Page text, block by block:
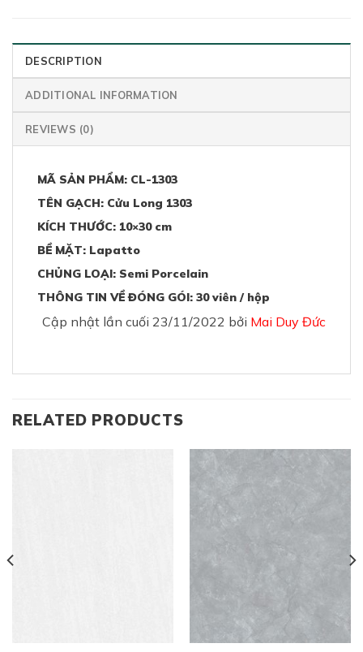
DESCRIPTION
ADDITIONAL INFORMATION
REVIEWS (0)
MÃ SẢN PHẨM: CL-1303
TÊN GẠCH: Cửu Long 1303
KÍCH THƯỚC: 10×30 cm
BỀ MẶT: Lapatto
CHỦNG LOẠI: Semi Porcelain
THÔNG TIN VỀ ĐÓNG GÓI: 30 viên / hộp
Cập nhật lần cuối 23/11/2022 bởi Mai Duy Đức
RELATED PRODUCTS